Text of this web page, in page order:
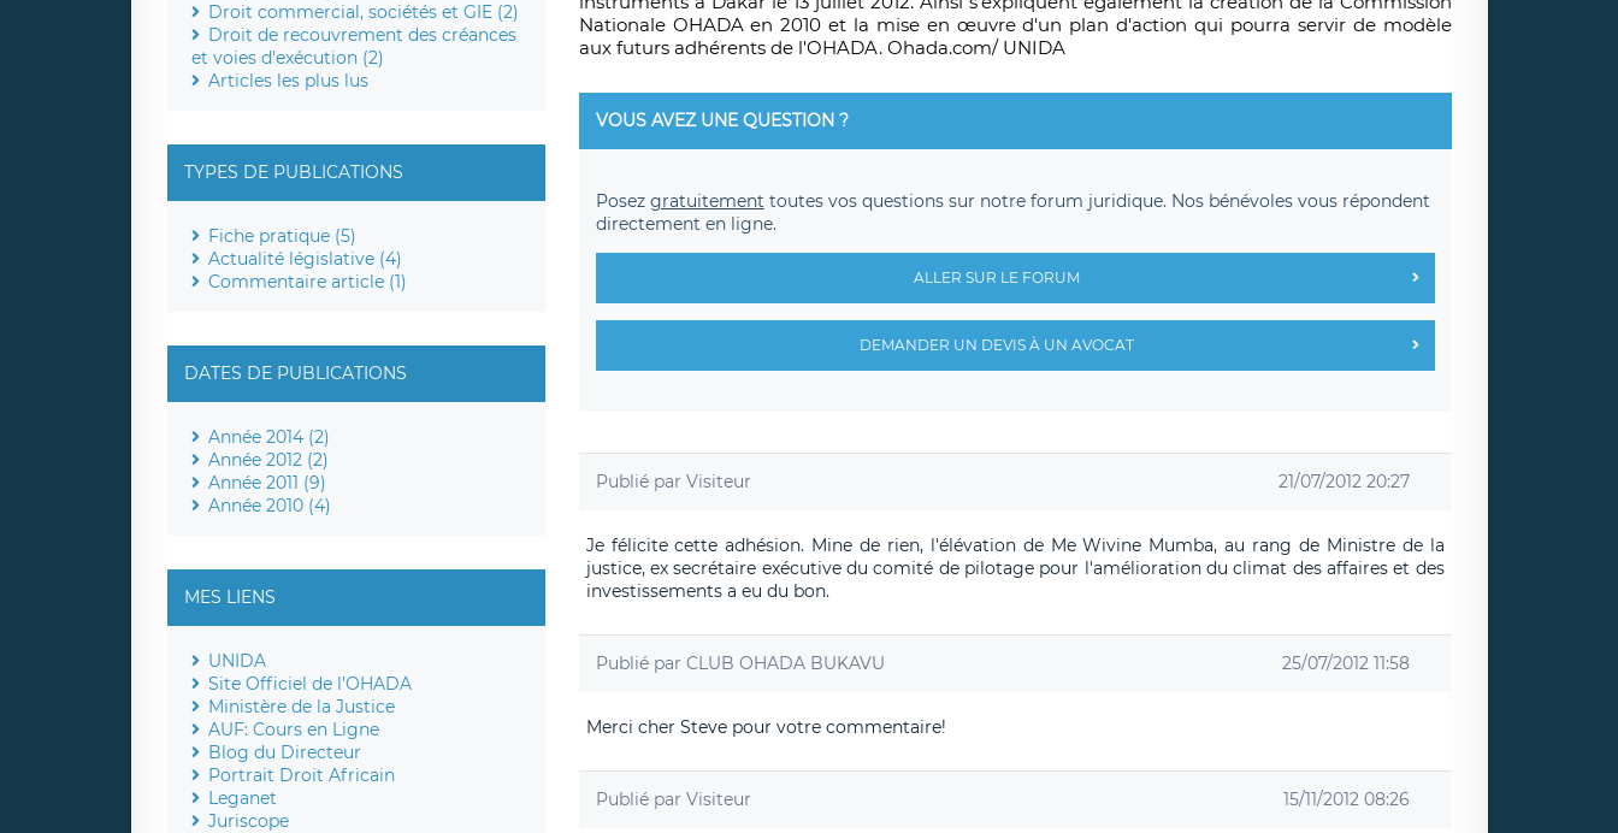
Nationale OHADA en 2010 et la mise en œuvre d'un plan d'action qui pourra servir de modèle
aux futurs adhérents de l'OHADA. Ohada.com/ UNIDA
VOUS AVEZ UNE QUESTION ?
Posez gratuitement toutes vos questions sur notre forum juridique. Nos bénévoles vous répondent
directement en ligne.
ALLER SUR LE FORUM
DEMANDER UN DEVIS À UN AVOCAT
Publié par Visiteur 21/07/2012 20:27
Je félicite cette adhésion. Mine de rien, l'élévation de Me Wivine Mumba, au rang de Ministre de la
justice, ex secrétaire exécutive du comité de pilotage pour l'amélioration du climat des affaires et des
investissements a eu du bon.
Publié par CLUB OHADA BUKAVU 25/07/2012 11:58
Merci cher Steve pour votre commentaire!
Publié par Visiteur 15/11/2012 08:26
Droit commercial, sociétés et GIE (2)
Droit de recouvrement des créances
et voies d'exécution (2)
Articles les plus lus
TYPES DE PUBLICATIONS
Fiche pratique (5)
Actualité législative (4)
Commentaire article (1)
DATES DE PUBLICATIONS
Année 2014 (2)
Année 2012 (2)
Année 2011 (9)
Année 2010 (4)
MES LIENS
UNIDA
Site Officiel de l'OHADA
Ministère de la Justice
AUF: Cours en Ligne
Blog du Directeur
Portrait Droit Africain
Leganet
Juriscope